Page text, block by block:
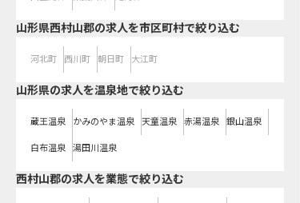
山形県西村山郡の求人を市区町村で絞り込む
河北町 西川町 朝日町 大江町
山形県の求人を温泉地で絞り込む
蔵王温泉 かみのやま温泉 天童温泉 赤湯温泉 銀山温泉
白布温泉 湯田川温泉
西村山郡の求人を業態で絞り込む